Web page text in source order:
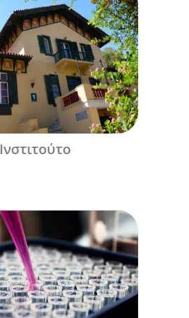
Ινστιτούτο